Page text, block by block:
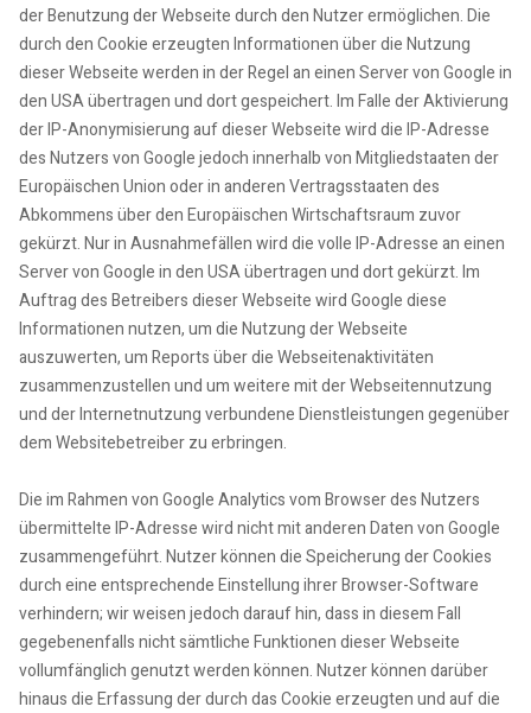
der Benutzung der Webseite durch den Nutzer ermöglichen. Die
durch den Cookie erzeugten Informationen über die Nutzung
dieser Webseite werden in der Regel an einen Server von Google in
den USA übertragen und dort gespeichert. Im Falle der Aktivierung
der IP-Anonymisierung auf dieser Webseite wird die IP-Adresse
des Nutzers von Google jedoch innerhalb von Mitgliedstaaten der
Europäischen Union oder in anderen Vertragsstaaten des
Abkommens über den Europäischen Wirtschaftsraum zuvor
gekürzt. Nur in Ausnahmefällen wird die volle IP-Adresse an einen
Server von Google in den USA übertragen und dort gekürzt. Im
Auftrag des Betreibers dieser Webseite wird Google diese
Informationen nutzen, um die Nutzung der Webseite
auszuwerten, um Reports über die Webseitenaktivitäten
zusammenzustellen und um weitere mit der Webseitennutzung
und der Internetnutzung verbundene Dienstleistungen gegenüber
dem Websitebetreiber zu erbringen.
Die im Rahmen von Google Analytics vom Browser des Nutzers
übermittelte IP-Adresse wird nicht mit anderen Daten von Google
zusammengeführt. Nutzer können die Speicherung der Cookies
durch eine entsprechende Einstellung ihrer Browser-Software
verhindern; wir weisen jedoch darauf hin, dass in diesem Fall
gegebenenfalls nicht sämtliche Funktionen dieser Webseite
vollumfänglich genutzt werden können. Nutzer können darüber
hinaus die Erfassung der durch das Cookie erzeugten und auf die